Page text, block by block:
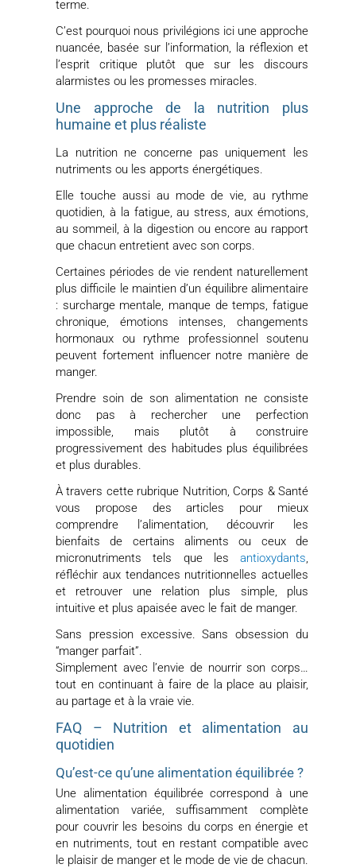
terme.
C’est pourquoi nous privilégions ici une approche
nuancée, basée sur l’information, la réflexion et
l’esprit critique plutôt que sur les discours
alarmistes ou les promesses miracles.
Une approche de la nutrition plus
humaine et plus réaliste
La nutrition ne concerne pas uniquement les
nutriments ou les apports énergétiques.
Elle touche aussi au mode de vie, au rythme
quotidien, à la fatigue, au stress, aux émotions,
au sommeil, à la digestion ou encore au rapport
que chacun entretient avec son corps.
Certaines périodes de vie rendent naturellement
plus difficile le maintien d’un équilibre alimentaire
: surcharge mentale, manque de temps, fatigue
chronique, émotions intenses, changements
hormonaux ou rythme professionnel soutenu
peuvent fortement influencer notre manière de
manger.
Prendre soin de son alimentation ne consiste
donc pas à rechercher une perfection
impossible, mais plutôt à construire
progressivement des habitudes plus équilibrées
et plus durables.
À travers cette rubrique Nutrition, Corps & Santé
vous propose des articles pour mieux
comprendre l’alimentation, découvrir les
bienfaits de certains aliments ou ceux de
micronutriments tels que les antioxydants,
réfléchir aux tendances nutritionnelles actuelles
et retrouver une relation plus simple, plus
intuitive et plus apaisée avec le fait de manger.
Sans pression excessive. Sans obsession du
“manger parfait”.
Simplement avec l’envie de nourrir son corps…
tout en continuant à faire de la place au plaisir,
au partage et à la vraie vie.
FAQ – Nutrition et alimentation au
quotidien
Qu’est-ce qu’une alimentation équilibrée ?
Une alimentation équilibrée correspond à une
alimentation variée, suffisamment complète
pour couvrir les besoins du corps en énergie et
en nutriments, tout en restant compatible avec
le plaisir de manger et le mode de vie de chacun.